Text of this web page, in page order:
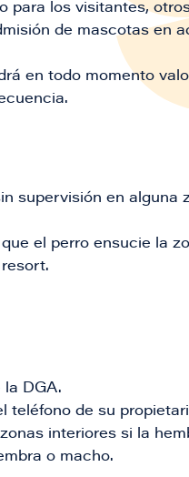
para los visitantes,
de mascotas en
en todo momento
supervisión en alguna
el perro ensucie la
DGA.
teléfono de su
interiores si la
o macho.